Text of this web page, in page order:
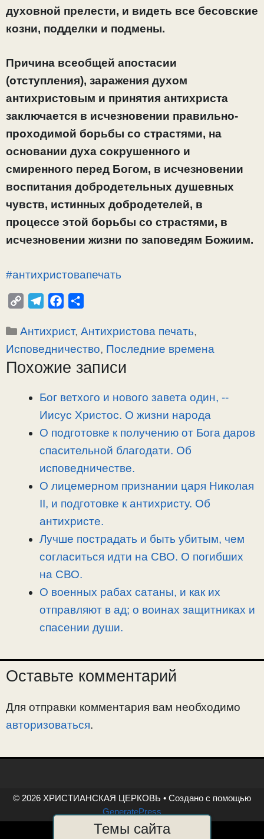
духовной прелести, и видеть все бесовские
козни, подделки и подмены.
Причина всеобщей апостасии
(отступления), заражения духом
антихристовым и принятия антихриста
заключается в исчезновении правильно-
проходимой борьбы со страстями, на
основании духа сокрушенного и
смиренного перед Богом, в исчезновении
воспитания добродетельных душевных
чувств, истинных добродетелей, в
процессе этой борьбы со страстями, в
исчезновении жизни по заповедям Божиим.
#антихристовапечать
p
y
L
l
e
g
a
c
e
b
п
р
а
ь
Рубрики
Антихрист,Антихристова печать,
Исповедничество, Последние времена
Похожие записи
Бог ветхого и нового завета один, -­
Иисус Христос. О жизни народа
О подготовке к получению от Бога даров
спасительной благодати. Об
исповедничестве.
О лицемерном признании царя Николая
II, и подготовке к антихристу. Об
антихристе.
Лучше пострадать и быть убитым, чем
согласиться идти на СВО. О погибших
на СВО.
О военных рабах сатаны, и как их
отправляют в ад; о воинах защитниках и
спасении души.
Оставьте комментарий
Для отправки комментария вам необходимо
авторизоваться.
© 2026 ХРИСТИАНСКАЯ ЦЕРКОВЬ • Создано с помощью
GeneratePress
Темы сайта